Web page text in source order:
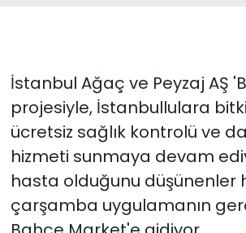
İstanbul Ağaç ve Peyzaj AŞ
projesiyle, İstanbullulara
ücretsiz sağlık kontrolü ve
hizmeti sunmaya devam
hasta olduğunu düşünenler
çarşamba uygulamanın